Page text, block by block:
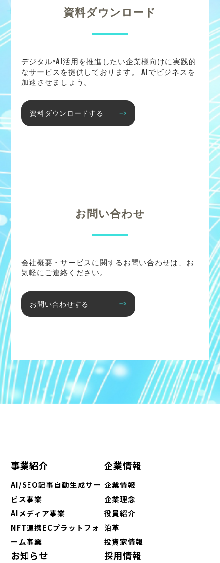
資料ダウンロード
デジタル×AI活用を推進したい企業様向けに実践的
なサービスを提供しております。 AIでビジネスを
加速させましょう。
資料ダウンロードする
お問い合わせ
会社概要・サービスに関するお問い合わせは、お
気軽にご連絡ください。
お問い合わせする
事業紹介
AI/SEO記事自動生成サー
ビス事業
AIメディア事業
NFT連携ECプラットフォ
ーム事業
企業情報
企業情報
企業理念
役員紹介
沿革
投資家情報
お知らせ 採用情報